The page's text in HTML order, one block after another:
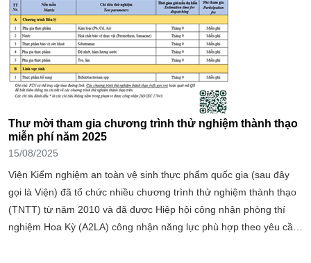
Thư mời tham gia chương trình thử nghiệm thành thạo
miễn phí năm 2025
15/08/2025
Viện Kiểm nghiệm an toàn vệ sinh thực phẩm quốc gia (sau đây
gọi là Viện) đã tổ chức nhiều chương trình thử nghiệm thành thạo
(TNTT) từ năm 2010 và đã được Hiệp hội công nhận phòng thí
nghiệm Hoa Kỳ (A2LA) công nhận năng lực phù hợp theo yêu cầu